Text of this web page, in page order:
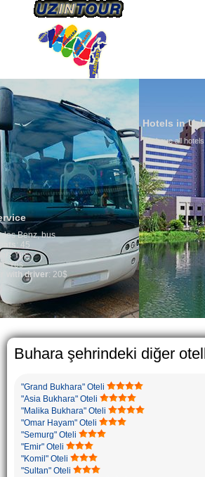
Hotels in Uzbekistan
We have all hotels in Uzbekistan
Buhara şehrindeki diğer
"Grand Bukhara" Oteli
"Asia Bukhara" Oteli
"Malika Bukhara" Oteli
"Omar Hayam" Oteli
"Semurg" Oteli
"Emir" Oteli
"Komil" Oteli
"Sultan" Oteli